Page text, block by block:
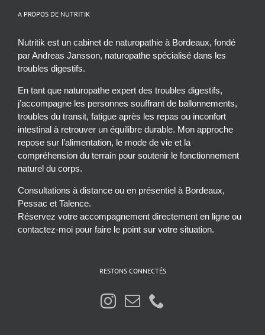
A PROPOS DE NUTRITIK
Nutritik est un cabinet de naturopathie à Bordeaux, fondé
par Andreas Jansson, naturopathe spécialisé dans les
troubles digestifs.
En tant que naturopathe expert des troubles digestifs,
j’accompagne les personnes souffrant de ballonnements,
troubles du transit, fatigue après les repas ou inconfort
intestinal à retrouver un équilibre durable. Mon approche
repose sur l’alimentation, le mode de vie et la
compréhension du terrain pour soutenir le fonctionnement
naturel du corps.
Consultations à distance ou en présentiel à Bordeaux,
Pessac et Talence.
Réservez votre accompagnement directement en ligne ou
contactez-moi pour faire le point sur votre situation.
RESTONS CONNECTÉS